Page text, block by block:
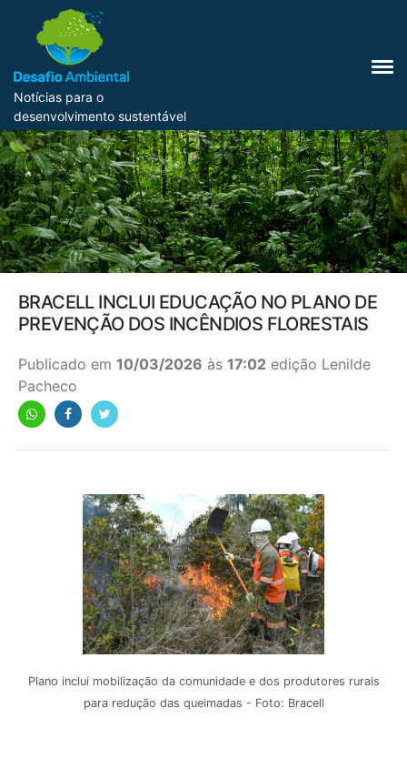
Notícias para o
desenvolvimento sustentável
BRACELL INCLUI EDUCAÇÃO NO PLANO DE
PREVENÇÃO DOS INCÊNDIOS FLORESTAIS
Publicado em 10/03/2026 às 17:02 edição Lenilde
Pacheco
Plano inclui mobilização da comunidade e dos produtores rurais
para redução das queimadas - Foto: Bracell